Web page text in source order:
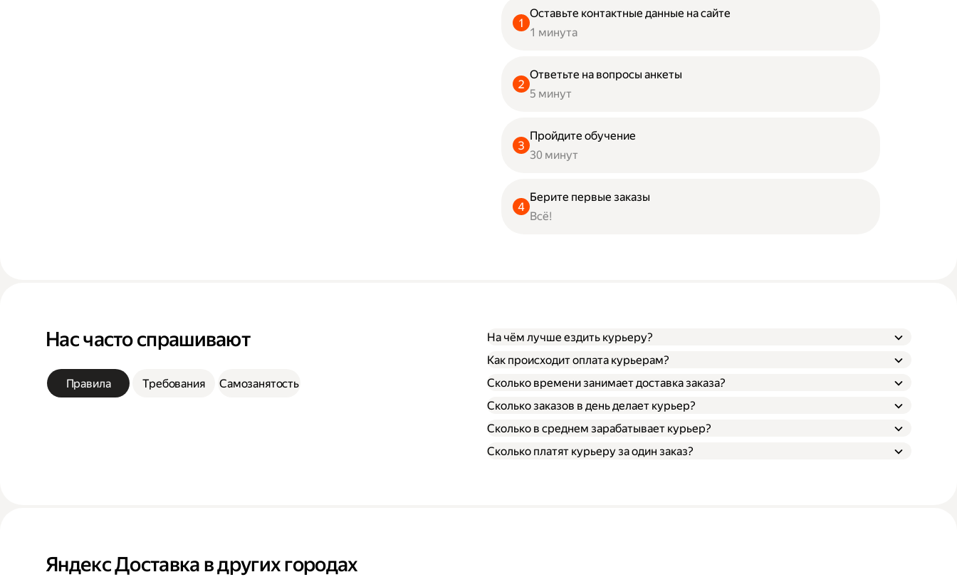
Оставьте контактные данные на сайте
1 минута
Ответьте на вопросы анкеты
5 минут
Пройдите обучение
30 минут
Берите первые заказы
Всё!
Нас часто спрашивают
Правила Требования Самозанятость
На чём лучше ездить курьеру?
Как происходит оплата курьерам?
Сколько времени занимает доставка заказа?
Сколько заказов в день делает курьер?
Сколько в среднем зарабатывает курьер?
Сколько платят курьеру за один заказ?
Яндекс Доставка в других городах